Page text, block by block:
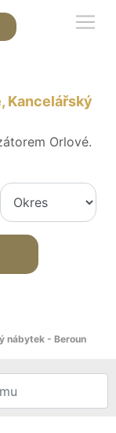
Kancelářský
Orlové.
nábytek - Beroun